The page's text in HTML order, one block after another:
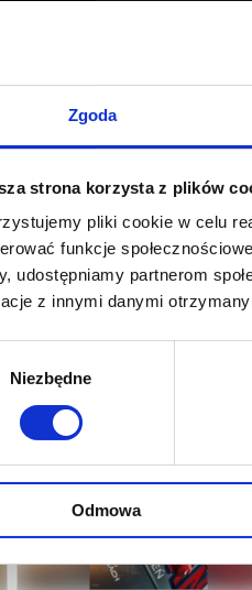
Zgoda
strona korzysta z plików
pliki cookie w celu
funkcje
udostępniamy partnerom
z innymi danymi
Niezbędne
Odmowa